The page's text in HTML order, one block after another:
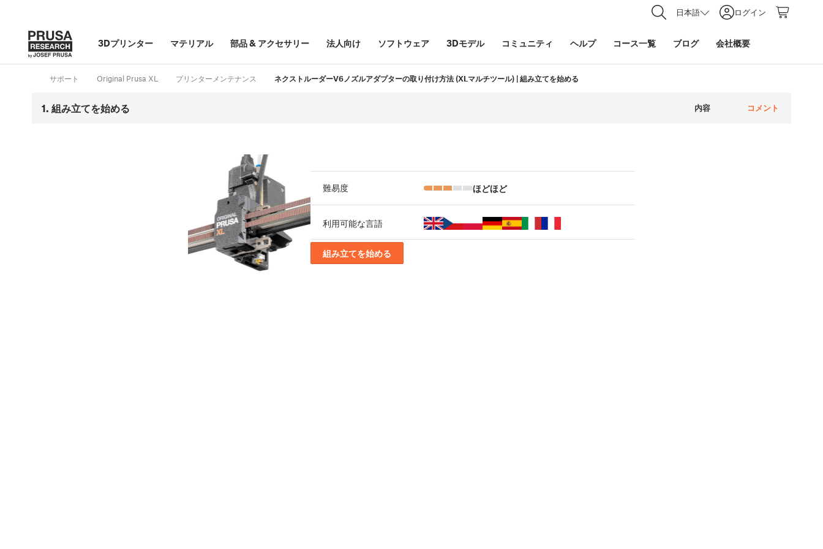
日本語 ログイン
3Dプリンター マテリアル 部品& アクセサリー 法人向け ソフトウェア 3Dモデル コミュニティ ヘルプ コース一覧 ブログ 会社概要
サポート Original Prusa XL プリンターメンテナンス ネクストルーダーV6ノズルアダプターの取り付け方法 (XLマルチツール) | 組み立てを始める
1. 組み立てを始める 内容 コメント
難易度 ほどほど
利用可能な言語
組み立てを始める